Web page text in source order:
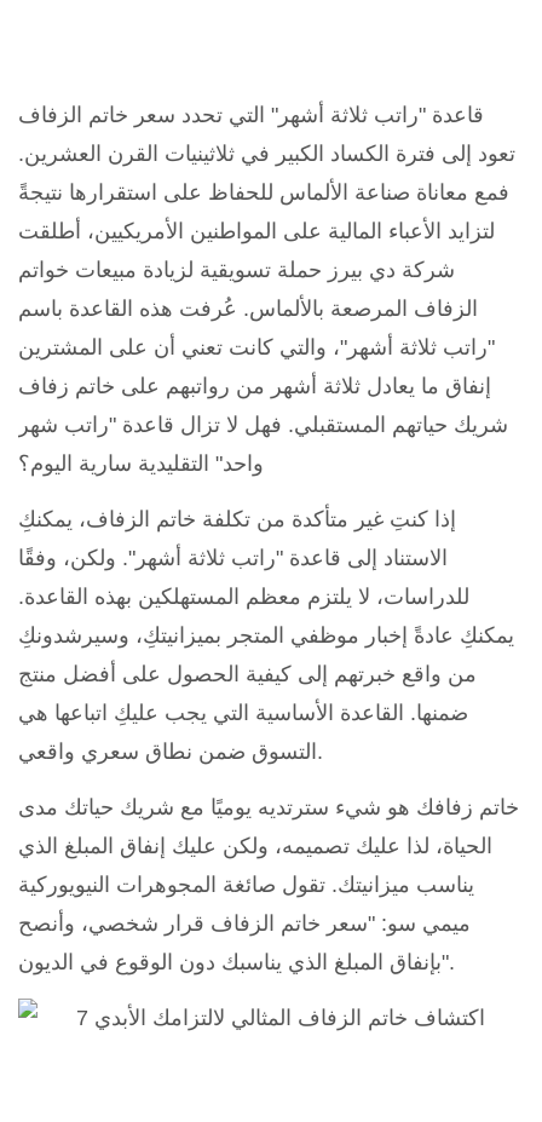
قاعدة "راتب ثلاثة أشهر" التي تحدد سعر خاتم الزفاف
تعود إلى فترة الكساد الكبير في ثلاثينيات القرن العشرين.
فمع معاناة صناعة الألماس للحفاظ على استقرارها نتيجةً
لتزايد الأعباء المالية على المواطنين الأمريكيين، أطلقت
شركة دي بيرز حملة تسويقية لزيادة مبيعات خواتم
الزفاف المرصعة بالألماس. عُرفت هذه القاعدة باسم
"راتب ثلاثة أشهر"، والتي كانت تعني أن على المشترين
إنفاق ما يعادل ثلاثة أشهر من رواتبهم على خاتم زفاف
شريك حياتهم المستقبلي. فهل لا تزال قاعدة "راتب شهر
واحد" التقليدية سارية اليوم؟
إذا كنتِ غير متأكدة من تكلفة خاتم الزفاف، يمكنكِ
الاستناد إلى قاعدة "راتب ثلاثة أشهر". ولكن، وفقًا
للدراسات، لا يلتزم معظم المستهلكين بهذه القاعدة.
يمكنكِ عادةً إخبار موظفي المتجر بميزانيتكِ، وسيرشدونكِ
من واقع خبرتهم إلى كيفية الحصول على أفضل منتج
ضمنها. القاعدة الأساسية التي يجب عليكِ اتباعها هي
التسوق ضمن نطاق سعري واقعي.
خاتم زفافك هو شيء سترتديه يوميًا مع شريك حياتك مدى
الحياة، لذا عليك تصميمه، ولكن عليك إنفاق المبلغ الذي
يناسب ميزانيتك. تقول صائغة المجوهرات النيويوركية
ميمي سو: "سعر خاتم الزفاف قرار شخصي، وأنصح
بإنفاق المبلغ الذي يناسبك دون الوقوع في الديون".